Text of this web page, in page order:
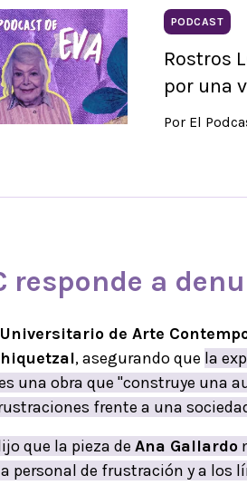
PODCAST
Rostros
por una
Por El
responde a
de Arte
, asegurando que la
una obra que "construye una
frente a una
que la pieza de Ana Gallardo
personal de frustración y a los